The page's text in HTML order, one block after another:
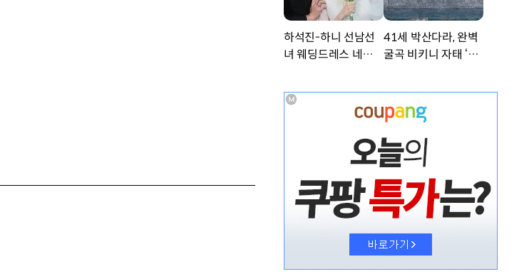
하석진-하니 선남선
녀 웨딩드레스 네컷사
★]
41세 박산다라, 완벽
굴곡 비키니 자태 ‘부